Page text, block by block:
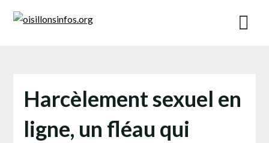
Harcèlement sexuel en
ligne, un fléau qui